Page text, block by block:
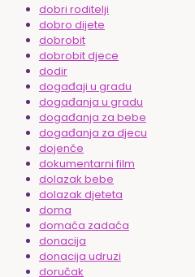
dobri roditelji
dobro dijete
dobrobit
dobrobit djece
dodir
događaji u gradu
događanja u gradu
događanja za bebe
događanja za djecu
dojenče
dokumentarni film
dolazak bebe
dolazak djeteta
doma
domaća zadaća
donacija
donacija udruzi
doručak